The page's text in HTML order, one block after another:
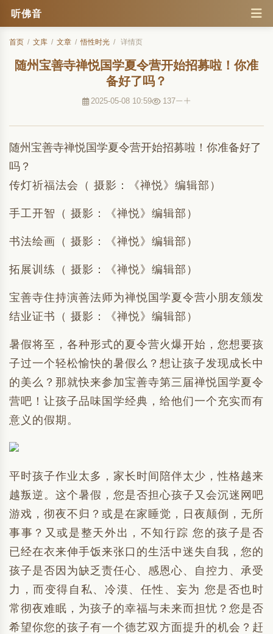
听佛音
首页 / 文库 / 文章 / 悟性时光 / 详情页
随州宝善寺禅悦国学夏令营开始招募啦！你准
备好了吗？
2025-05-08 10:59 137
随州宝善寺禅悦国学夏令营开始招募啦！你准备好了
吗？
传灯祈福法会（ 摄影：《禅悦》编辑部）
手工开智（ 摄影：《禅悦》编辑部）
书法绘画（ 摄影：《禅悦》编辑部）
拓展训练（ 摄影：《禅悦》编辑部）
宝善寺住持演善法师为禅悦国学夏令营小朋友颁发
结业证书（ 摄影：《禅悦》编辑部）
暑假将至，各种形式的夏令营火爆开始，您想要孩
子过一个轻松愉快的暑假么？想让孩子发现成长中
的美么？那就快来参加宝善寺第三届禅悦国学夏令
营吧！让孩子品味国学经典，给他们一个充实而有
意义的假期。
平时孩子作业太多，家长时间陪伴太少，性格越来
越叛逆。这个暑假，您是否担心孩子又会沉迷网吧
游戏，彻夜不归？或是在家睡觉，日夜颠倒，无所
事事？又或是整天外出，不知行踪 您的孩子是否
已经在衣来伸手饭来张口的生活中迷失自我，您的
孩子是否因为缺乏责任心、感恩心、自控力、承受
力，而变得自私、冷漠、任性、妄为 您是否也时
常彻夜难眠，为孩子的幸福与未来而担忧？您是否
希望你您的孩子有一个德艺双方面提升的机会？赶